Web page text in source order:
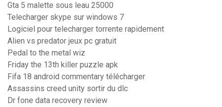
Gta 5 malette sous leau 25000
Telecharger skype sur windows 7
Logiciel pour telecharger torrente rapidement
Alien vs predator jeux pc gratuit
Pedal to the metal wiz
Friday the 13th killer puzzle apk
Fifa 18 android commentary télécharger
Assassins creed unity sortir du dlc
Dr fone data recovery review